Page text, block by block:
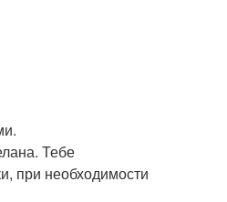
Тебе
при необходимости